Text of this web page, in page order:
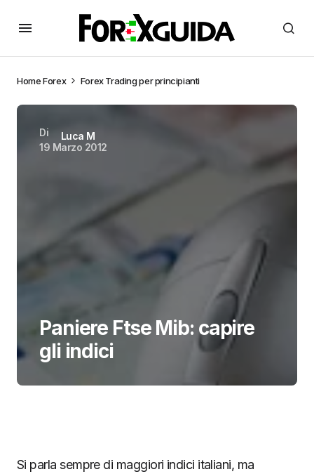
HomeForex Forex Trading per principianti
Di
Luca M
19 Marzo 2012
Paniere Ftse Mib: capire
gli indici
Si parla sempre di maggiori indici italiani, ma